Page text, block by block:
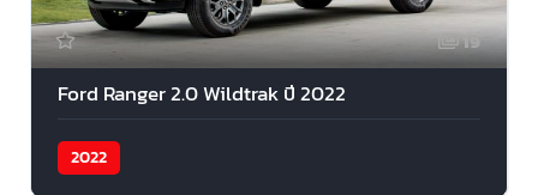
19
Ford Ranger 2.0 Wildtrak ปี 2022
2022